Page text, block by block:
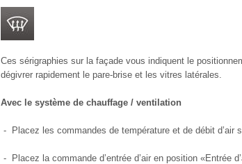
Ces sérigraphies sur la façade vous indiquent le
dégivrer rapidement le pare-brise et les vitres latérales.
Avec le système de chauffage / ventilation
- Placez les commandes de température et de débit d’air
- Placez la commande d’entrée d’air en position «Entrée